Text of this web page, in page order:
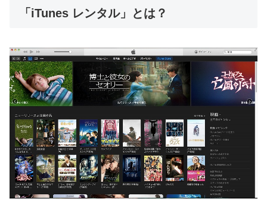
「iTunes レンタル」とは？